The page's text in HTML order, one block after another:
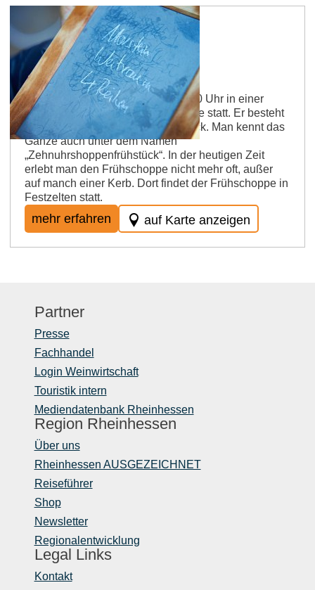
Frühschoppe
Der Frühschoppe findet etwa um 10 Uhr in einer
Gastwirtschaft oder einer Weinstube statt. Er besteht
aus einem „Halwe“, Wurst und Weck. Man kennt das
Ganze auch unter dem Namen
„Zehnuhrshoppenfrühstück“. In der heutigen Zeit
erlebt man den Frühschoppe nicht mehr oft, außer
auf manch einer Kerb. Dort findet der Frühschoppe in
Festzelten statt.
mehr erfahren auf Karte anzeigen
Partner
Presse
Fachhandel
Login Weinwirtschaft
Touristik intern
Mediendatenbank Rheinhessen
Region Rheinhessen
Über uns
Rheinhessen AUSGEZEICHNET
Reiseführer
Shop
Newsletter
Regionalentwicklung
Legal Links
Kontakt